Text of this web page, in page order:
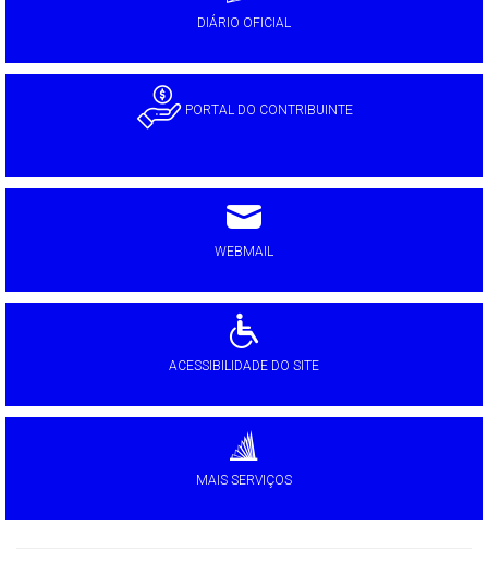
DIÁRIO OFICIAL
PORTAL DO CONTRIBUINTE
WEBMAIL
ACESSIBILIDADE DO SITE
MAIS SERVIÇOS